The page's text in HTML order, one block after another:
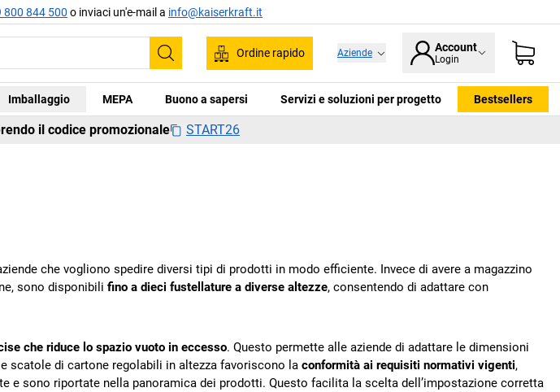
800 844 500 o inviaci un'e-mail a info@kaiserkraft.it
Cerca
Ordine rapido Aziende Account
Login
Imballaggio MEPA Buono a sapersi Servizi e soluzioni per progetto Bestsellers
il codice promozionale START26
che vogliono spedire diversi tipi di prodotti in modo efficiente. Invece di avere a magazzino
sono disponibili fino a dieci fustellature a diverse altezze, consentendo di adattare con
che riduce lo spazio vuoto in eccesso. Questo permette alle aziende di adattare le dimensioni
scatole di cartone regolabili in altezza favoriscono la conformità ai requisiti normativi vigenti,
e sono riportate nella panoramica dei prodotti. Questo facilita la scelta dell’impostazione corretta